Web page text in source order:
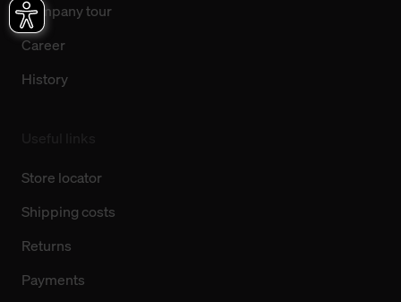
Company tour
Career
History
Store locator
Shipping costs
Returns
Payments